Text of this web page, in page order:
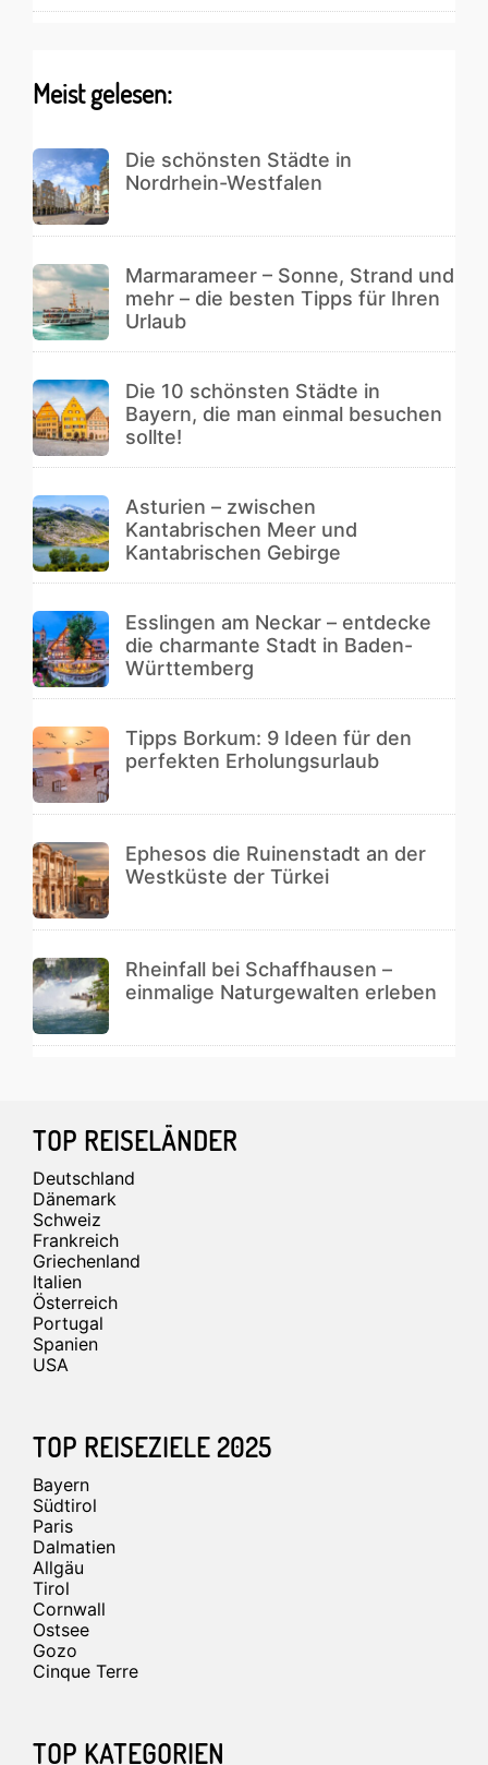
Meist gelesen:
Die schönsten Städte in
Nordrhein-Westfalen
Marmarameer – Sonne, Strand und
mehr – die besten Tipps für Ihren
Urlaub
Die 10 schönsten Städte in
Bayern, die man einmal besuchen
sollte!
Asturien – zwischen
Kantabrischen Meer und
Kantabrischen Gebirge
Esslingen am Neckar – entdecke
die charmante Stadt in Baden-
Württemberg
Tipps Borkum: 9 Ideen für den
perfekten Erholungsurlaub
Ephesos die Ruinenstadt an der
Westküste der Türkei
Rheinfall bei Schaffhausen –
einmalige Naturgewalten erleben
Footer
TOP REISELÄNDER
Deutschland
Dänemark
Schweiz
Frankreich
Griechenland
Italien
Österreich
Portugal
Spanien
USA
TOP REISEZIELE 2025
Bayern
Südtirol
Paris
Dalmatien
Allgäu
Tirol
Cornwall
Ostsee
Gozo
Cinque Terre
TOP KATEGORIEN